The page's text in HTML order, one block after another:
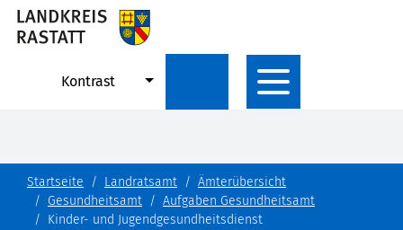
Kontrast
Startseite Landratsamt
Ämterübersicht
Gesundheitsamt
Aufgaben Gesundheitsamt
Kinder- und Jugendgesundheitsdienst